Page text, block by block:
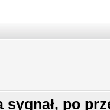
sygnał, po